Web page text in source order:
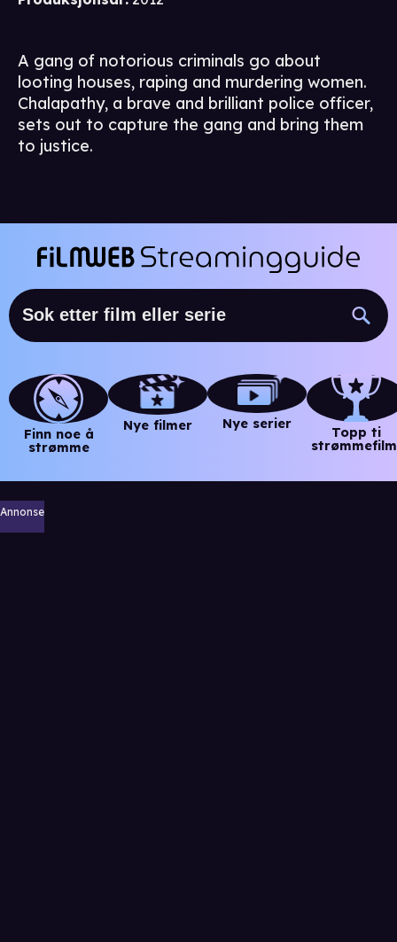
A gang of notorious criminals go about
looting houses, raping and murdering women.
Chalapathy, a brave and brilliant police officer,
sets out to capture the gang and bring them
to justice.
Finn noe å
strømme
Nye filmer Nye serier
Topp ti
Annonse